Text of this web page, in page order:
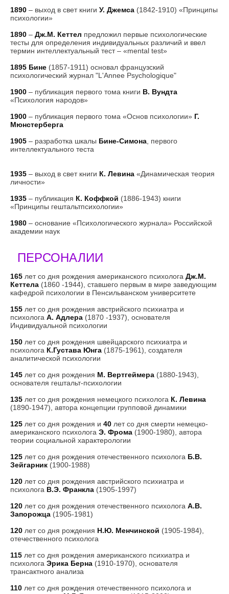
1890 – выход в свет книги У. Джемса (1842-1910) «Принципы
психологии»
1890 – Дж.М. Кеттел предложил первые психологические
тесты для определения индивидуальных различий и ввел
термин интеллектуальный тест – «mental test»
1895 Бине (1857-1911) основал французский
психологический журнал "L'Annee Psychologique"
1900 – публикация первого тома книги В. Вундта
«Психология народов»
1900 – публикация первого тома «Основ психологии» Г.
Мюнстерберга
1905 – разработка шкалы Бине-Симона , первого
интеллектуального теста
1935 – выход в свет книги К. Левина «Динамическая теория
личности»
1935 – публикация К. Коффкой (1886-1943) книги
«Принципы гештальтпсихологии»
1980 – основание «Психологического журнала» Российской
академии наук
ПЕРСОНАЛИИ
165 лет со дня рождения американского психолога Дж.М.
Кеттела (1860 -1944), ставшего первым в мире заведующим
кафедрой психологии в Пенсильванском университете
155 лет со дня рождения австрийского психиатра и
психолога А. Адлера (1870 -1937), основателя
Индивидуальной психологии
150 лет со дня рождения швейцарского психиатра и
психолога К.Густава Юнга (1875-1961), создателя
аналитической психологии
145 лет со дня рождения М. Вертгеймера (1880-1943),
основателя гештальт-психологии
135 лет со дня рождения немецкого психолога К. Левина
(1890-1947), автора концепции групповой динамики
125 лет со дня рождения и 40 лет со дня смерти немецко-
американского психолога Э. Фрома (1900-1980), автора
теории социальной характерологии
125 лет со дня рождения отечественного психолога Б.В.
Зейгарник (1900-1988)
120 лет со дня рождения австрийского психиатра и
психолога В.Э. Франкла (1905-1997)
120 лет со дня рождения отечественного психолога А.В.
Запорожца (1905-1981)
120 лет со дня рождения Н.Ю. Менчинской (1905-1984),
отечественного психолога
115 лет со дня рождения американского психиатра и
психолога Эрика Берна (1910-1970), основателя
трансактного анализа
110 лет со дня рождения отечественного психолога и